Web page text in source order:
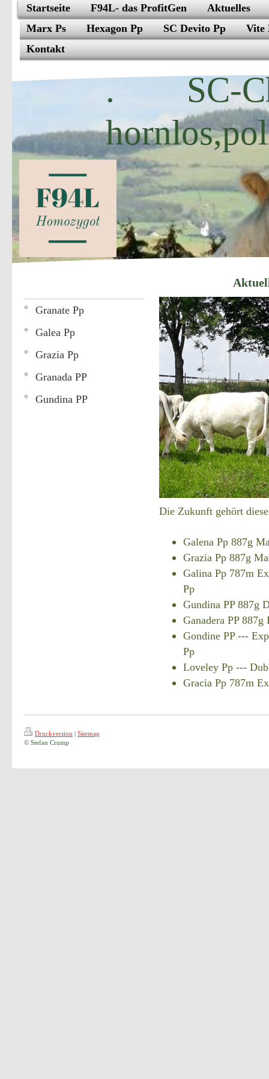
Startseite F94L- das ProfitGen
Aktuelles
Marx Ps
Hexagon Pp SC Devito Pp
Vite
Kontakt
. SC-
Granate Pp
Galea Pp
Grazia Pp
Granada PP
Gundina PP
Die Zukunft gehört
Galena Pp 887g
Grazia Pp 887g
Galina Pp 787m
Pp
Gundina PP 887g
Ganadera PP
Gondine PP ---
Pp
Loveley Pp ---
Gracia Pp 787m
Druckversion | Sitemap
© Stefan Crump